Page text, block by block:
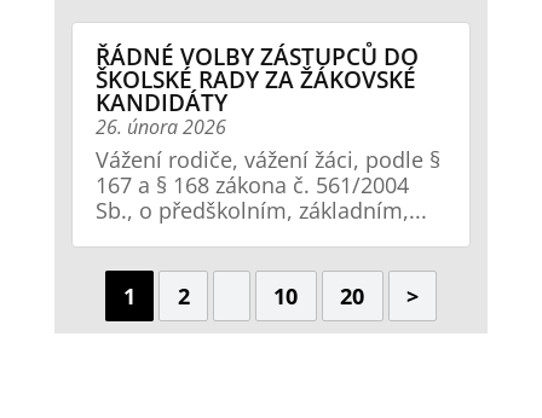
ŘÁDNÉ VOLBY ZÁSTUPCŮ DO
ŠKOLSKÉ RADY ZA ŽÁKOVSKÉ
KANDIDÁTY
26. února 2026
Vážení rodiče, vážení žáci, podle §
167 a § 168 zákona č. 561/2004
Sb., o předškolním, základním,...
1 2 10 20 >